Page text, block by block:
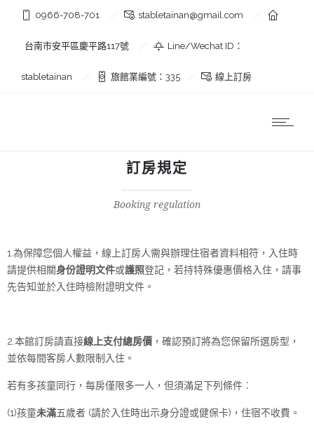
0966-708-701 stabletainan@gmail.com
台南市安平區慶平路117號 Line/Wechat ID：
stabletainan 旅館業編號：335 線上訂房
訂房規定
Booking regulation
1.為保障您個人權益，線上訂房人需與辦理住宿者資料相符，入住時
請提供相關身份證明文件或護照登記，若持特殊優惠價格入住，請事
先告知並於入住時檢附證明文件。
2.本館訂房請直接線上支付總房價 ，確認預訂將為您保留所選房型，
並依每間客房人數限制入住。
若有多孩童同行，每房僅限多一人，但須滿足下列條件︰
(1)孩童未滿五歲者 (請於入住時出示身分證或健保卡)，住宿不收費。